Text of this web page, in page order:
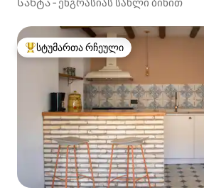
სტუმართა რჩეული მოწინავე ვარიანტი
სტუმართა რჩეული